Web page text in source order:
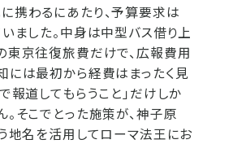
携わるにあたり、予算要求は
ました。中身は中型バス借り上
東京往復旅費だけで、広報費用
には最初から経費はまったく見
報道してもらうこと」だけしか
そこでとった施策が、神子原
う地名を活用してローマ法王にお